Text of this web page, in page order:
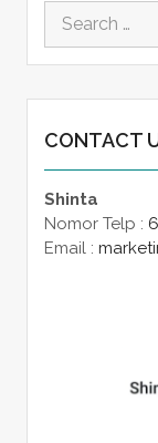
Search
for:
CONTACT
Shinta
Nomor Telp :
Email :